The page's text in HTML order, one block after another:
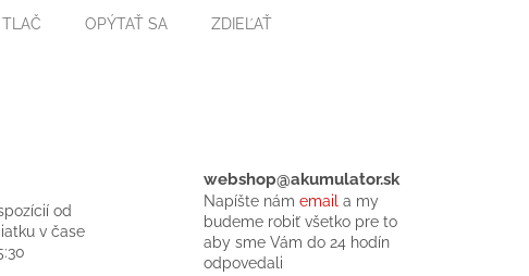
TLAČ OPÝTAŤ SA ZDIEĽAŤ
od
v čase
webshop@akumulator.sk
Napíšte nám email a my
budeme robiť všetko pre to
aby sme Vám do 24 hodín
odpovedali